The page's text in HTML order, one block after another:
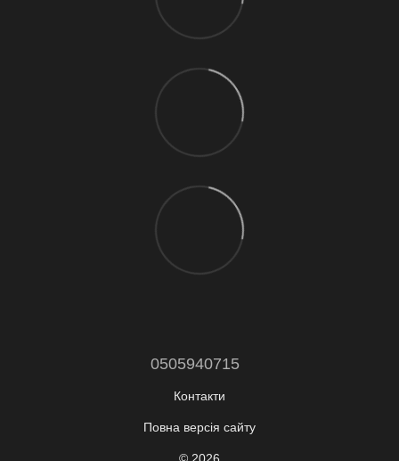
0505940715
Контакти
Повна версія сайту
© 2026